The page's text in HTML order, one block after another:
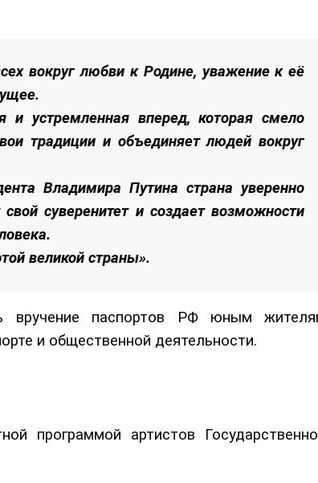
вокруг любви к Родине, уважение к её
устремленная вперед, которая смело
традиции и объединяет людей вокруг
Владимира Путина страна уверенно
суверенитет и создает возможности
великой страны».
вручение паспортов РФ юным
и общественной деятельности.
программой артистов